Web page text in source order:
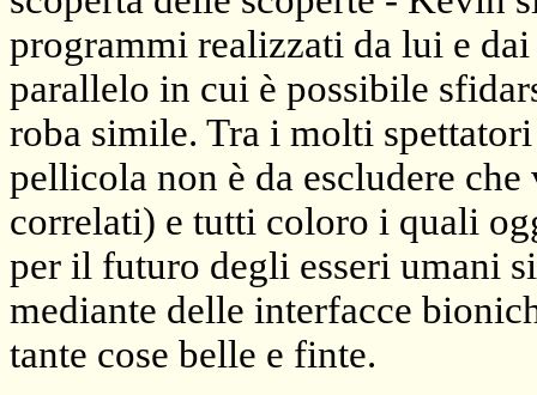
programmi realizzati da lui e
parallelo in cui è possibile
roba simile. Tra i molti
pellicola non è da escludere
correlati) e tutti coloro i quali
per il futuro degli esseri umani
mediante delle interfacce
tante cose belle e finte.